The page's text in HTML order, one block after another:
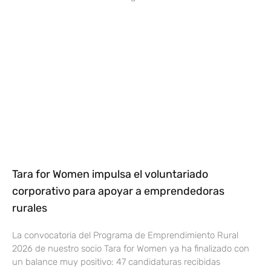
Tara for Women impulsa el voluntariado
corporativo para apoyar a emprendedoras
rurales
La convocatoria del Programa de Emprendimiento Rural
2026 de nuestro socio Tara for Women ya ha finalizado con
un balance muy positivo: 47 candidaturas recibidas